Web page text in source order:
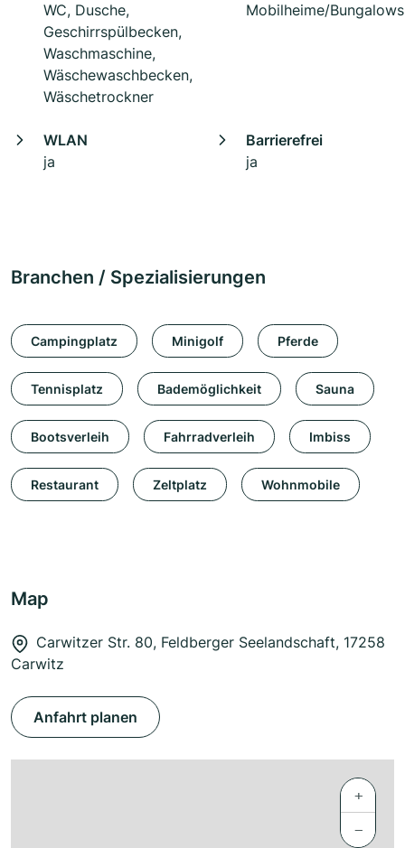
WC, Dusche,
Geschirrspülbecken,
Waschmaschine,
Wäschewaschbecken,
Wäschetrockner
Mobilheime/Bungalows
WLAN
ja
Barrierefrei
ja
Branchen / Spezialisierungen
Campingplatz Minigolf Pferde
Tennisplatz Bademöglichkeit Sauna
Bootsverleih Fahrradverleih Imbiss
Restaurant Zeltplatz Wohnmobile
Map
Carwitzer Str. 80, Feldberger Seelandschaft, 17258
Carwitz
Anfahrt planen
+
−